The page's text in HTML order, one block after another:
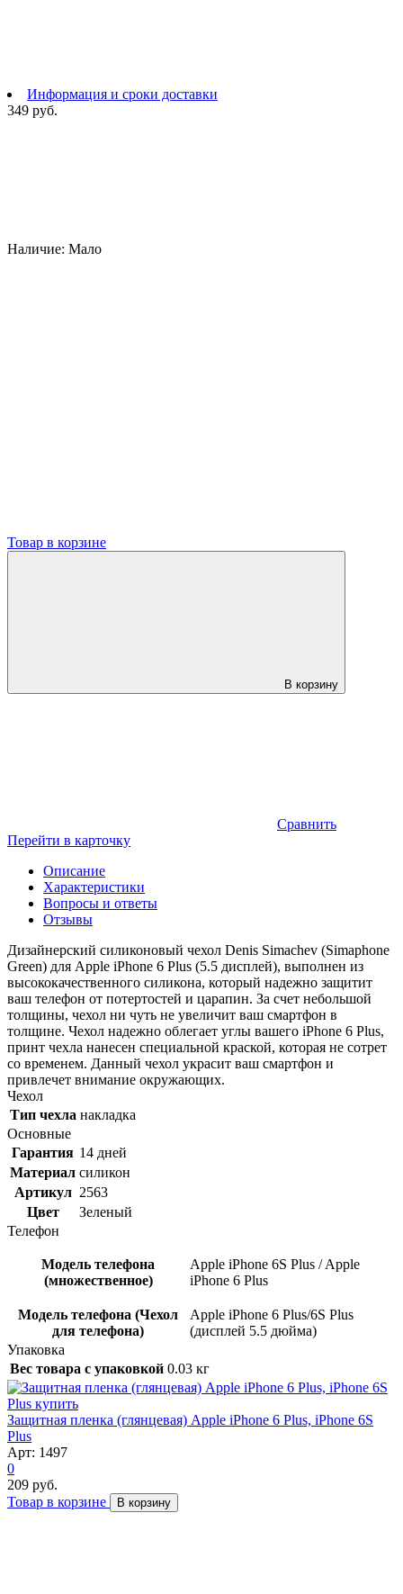
Информация и сроки доставки
349 руб.
Наличие: Мало
Товар в корзине
В корзину
Сравнить
Перейти в карточку
Описание
Характеристики
Вопросы и ответы
Отзывы
Дизайнерский силиконовый чехол Denis Simachev (Simaphone
Green) для Apple iPhone 6 Plus (5.5 дисплей), выполнен из
высококачественного силикона, который надежно защитит
ваш телефон от потертостей и царапин. За счет небольшой
толщины, чехол ни чуть не увеличит ваш смартфон в
толщине. Чехол надежно облегает углы вашего iPhone 6 Plus,
принт чехла нанесен специальной краской, которая не сотрет
со временем. Данный чехол украсит ваш смартфон и
привлечет внимание окружающих.
Чехол
Тип чехла накладка
Основные
Гарантия 14 дней
Материал силикон
Артикул 2563
Цвет
Зеленый
Телефон
Модель телефона
(множественное)
Apple iPhone 6S Plus / Apple
iPhone 6 Plus
Модель телефона (Чехол
для телефона)
Apple iPhone 6 Plus/6S Plus
(дисплей 5.5 дюйма)
Упаковка
Вес товара с упаковкой 0.03 кг
Защитная пленка (глянцевая) Apple iPhone 6 Plus, iPhone 6S
Plus
Арт: 1497
0
209 руб.
Товар в корзине
В корзину